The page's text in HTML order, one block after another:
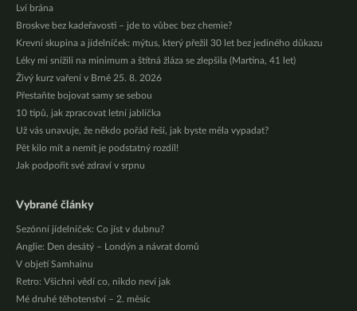
Lví brána
Broskve bez kadeřavosti – jde to vůbec bez chemie?
Krevní skupina a jídelníček: mýtus, který přežil 30 let bez jediného důkazu
Léky mi snížili na minimum a štítná žláza se zlepšila (Martina, 41 let)
Živý kurz vaření v Brně 25. 8. 2026
Přestaňte bojovat samy se sebou
10 tipů, jak zpracovat letní jablíčka
Už vás unavuje, že někdo pořád řeší, jak byste měla vypadat?
Pět kilo mít a nemít je podstatný rozdíl!
Jak podpořit své zdraví v srpnu
Vybrané články
Sezónní jídelníček: Co jíst v dubnu?
Anglie: Den desátý – Londýn a návrat domů
V objetí Samhainu
Retro: Všichni vědí co, nikdo neví jak
Mé druhé těhotenství – 2. měsíc